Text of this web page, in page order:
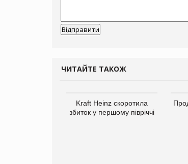
ЧИТАЙТЕ ТАКОЖ
Kraft Heinz скоротила
збиток у першому півріччі